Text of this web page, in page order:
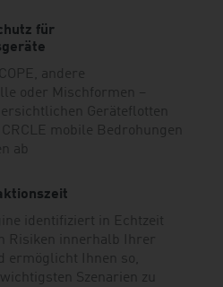
für
andere
oder Mischformen –
Geräteflotten
mobile Bedrohungen
ab
identifiziert in Echtzeit
Risiken innerhalb Ihrer
ermöglicht Ihnen so,
Szenarien zu